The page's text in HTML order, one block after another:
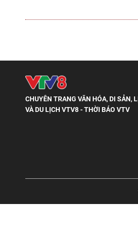
CHUYÊN TRANG VĂN HÓA, DI SẢN,
VÀ DU LỊCH VTV8 - THỜI BÁO VTV